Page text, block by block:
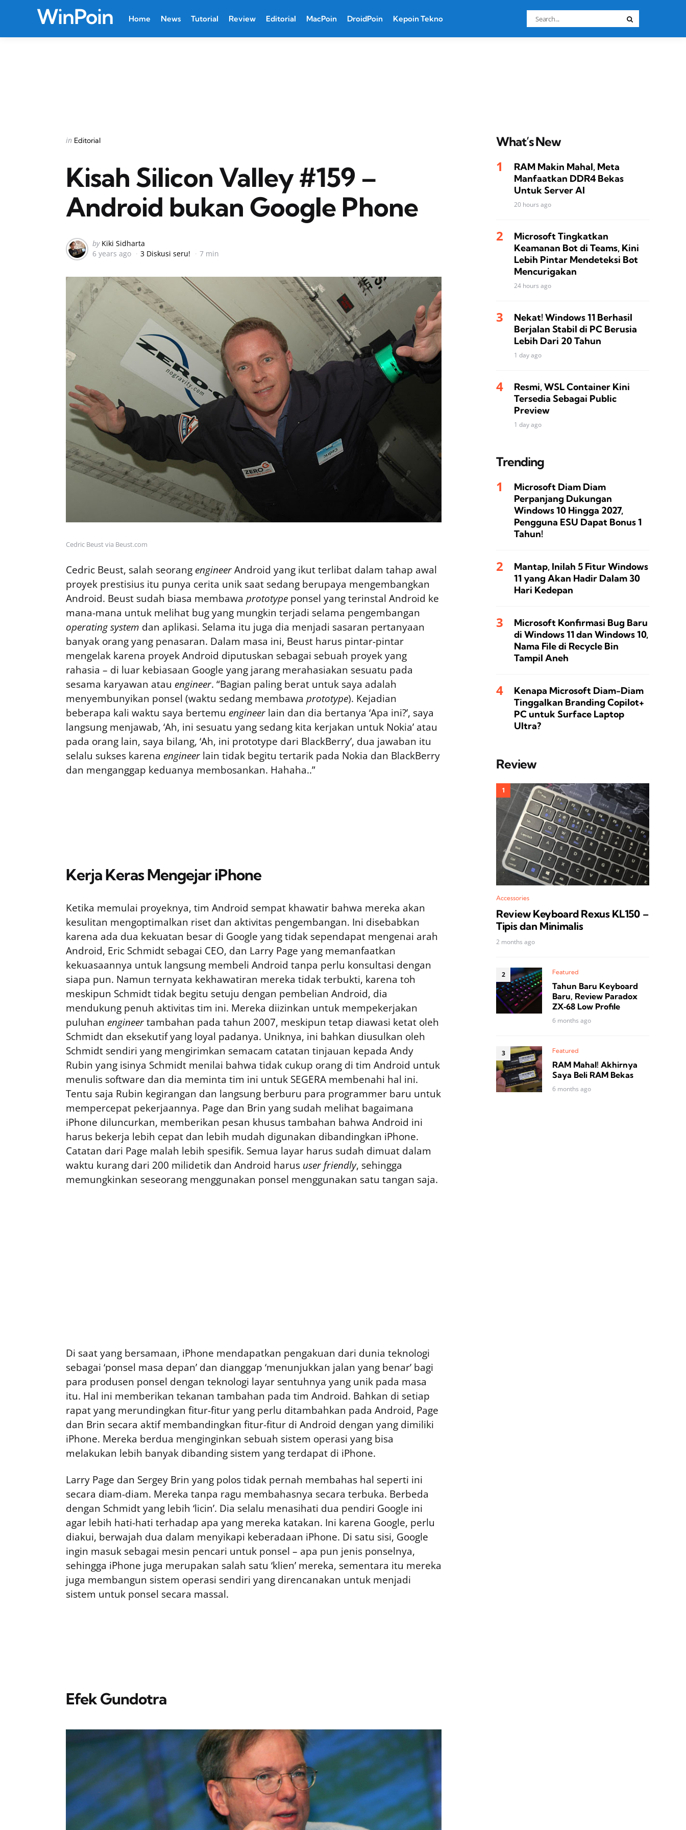
WinPoin Home News Tutorial Review Editorial MacPoin DroidPoin Kepoin Tekno
Search
for:
Categories
Posted
in Editorial
Kisah Silicon Valley #159 –
Android bukan Google Phone
Posted
by
by Kiki Sidharta
6 years ago
3 Diskusi seru! 7 min
Cedric Beust via Beust.com
Cedric Beust, salah seorang engineerAndroid yang ikut terlibat dalam tahap awal
proyek prestisius itu punya cerita unik saat sedang berupaya mengembangkan
Android. Beust sudah biasa membawa prototype ponsel yang terinstal Android ke
mana-mana untuk melihat bug yang mungkin terjadi selama pengembangan
operating system dan aplikasi. Selama itu juga dia menjadi sasaran pertanyaan
banyak orang yang penasaran. Dalam masa ini, Beust harus pintar-pintar
mengelak karena proyek Android diputuskan sebagai sebuah proyek yang
rahasia – di luar kebiasaan Google yang jarang merahasiakan sesuatu pada
sesama karyawan atau engineer. “Bagian paling berat untuk saya adalah
menyembunyikan ponsel (waktu sedang membawa prototype). Kejadian
beberapa kali waktu saya bertemu engineer lain dan dia bertanya ‘Apa ini?’, saya
langsung menjawab, ‘Ah, ini sesuatu yang sedang kita kerjakan untuk Nokia’ atau
pada orang lain, saya bilang, ‘Ah, ini prototype dari BlackBerry’, dua jawaban itu
selalu sukses karena engineer lain tidak begitu tertarik pada Nokia dan BlackBerry
dan menganggap keduanya membosankan. Hahaha..”
Kerja Keras Mengejar iPhone
Ketika memulai proyeknya, tim Android sempat khawatir bahwa mereka akan
kesulitan mengoptimalkan riset dan aktivitas pengembangan. Ini disebabkan
karena ada dua kekuatan besar di Google yang tidak sependapat mengenai arah
Android, Eric Schmidt sebagai CEO, dan Larry Page yang memanfaatkan
kekuasaannya untuk langsung membeli Android tanpa perlu konsultasi dengan
siapa pun. Namun ternyata kekhawatiran mereka tidak terbukti, karena toh
meskipun Schmidt tidak begitu setuju dengan pembelian Android, dia
mendukung penuh aktivitas tim ini. Mereka diizinkan untuk mempekerjakan
puluhan engineertambahan pada tahun 2007, meskipun tetap diawasi ketat oleh
Schmidt dan eksekutif yang loyal padanya. Uniknya, ini bahkan diusulkan oleh
Schmidt sendiri yang mengirimkan semacam catatan tinjauan kepada Andy
Rubin yang isinya Schmidt menilai bahwa tidak cukup orang di tim Android untuk
menulis software dan dia meminta tim ini untuk SEGERA membenahi hal ini.
Tentu saja Rubin kegirangan dan langsung berburu para programmer baru untuk
mempercepat pekerjaannya. Page dan Brin yang sudah melihat bagaimana
iPhone diluncurkan, memberikan pesan khusus tambahan bahwa Android ini
harus bekerja lebih cepat dan lebih mudah digunakan dibandingkan iPhone.
Catatan dari Page malah lebih spesifik. Semua layar harus sudah dimuat dalam
waktu kurang dari 200 milidetik dan Android harus user friendly, sehingga
memungkinkan seseorang menggunakan ponsel menggunakan satu tangan saja.
Di saat yang bersamaan, iPhone mendapatkan pengakuan dari dunia teknologi
sebagai ‘ponsel masa depan’ dan dianggap ‘menunjukkan jalan yang benar’ bagi
para produsen ponsel dengan teknologi layar sentuhnya yang unik pada masa
itu. Hal ini memberikan tekanan tambahan pada tim Android. Bahkan di setiap
rapat yang merundingkan fitur-fitur yang perlu ditambahkan pada Android, Page
dan Brin secara aktif membandingkan fitur-fitur di Android dengan yang dimiliki
iPhone. Mereka berdua menginginkan sebuah sistem operasi yang bisa
melakukan lebih banyak dibanding sistem yang terdapat di iPhone.
Larry Page dan Sergey Brin yang polos tidak pernah membahas hal seperti ini
secara diam-diam. Mereka tanpa ragu membahasnya secara terbuka. Berbeda
dengan Schmidt yang lebih ‘licin’. Dia selalu menasihati dua pendiri Google ini
agar lebih hati-hati terhadap apa yang mereka katakan. Ini karena Google, perlu
diakui, berwajah dua dalam menyikapi keberadaan iPhone. Di satu sisi, Google
ingin masuk sebagai mesin pencari untuk ponsel – apa pun jenis ponselnya,
sehingga iPhone juga merupakan salah satu ‘klien’ mereka, sementara itu mereka
juga membangun sistem operasi sendiri yang direncanakan untuk menjadi
sistem untuk ponsel secara massal.
Efek Gundotra
What’s New
RAM Makin Mahal, Meta
Manfaatkan DDR4 Bekas
Untuk Server AI
20 hours ago
Microsoft Tingkatkan
Keamanan Bot di Teams, Kini
Lebih Pintar Mendeteksi Bot
Mencurigakan
24 hours ago
Nekat! Windows 11 Berhasil
Berjalan Stabil di PC Berusia
Lebih Dari 20 Tahun
1 day ago
Resmi, WSL Container Kini
Tersedia Sebagai Public
Preview
1 day ago
Trending
Microsoft Diam Diam
Perpanjang Dukungan
Windows 10 Hingga 2027,
Pengguna ESU Dapat Bonus 1
Tahun!
Mantap, Inilah 5 Fitur Windows
11 yang Akan Hadir Dalam 30
Hari Kedepan
Microsoft Konfirmasi Bug Baru
di Windows 11 dan Windows 10,
Nama File di Recycle Bin
Tampil Aneh
Kenapa Microsoft Diam-Diam
Tinggalkan Branding Copilot+
PC untuk Surface Laptop
Ultra?
Review
Accessories
Review Keyboard Rexus KL150 –
Tipis dan Minimalis
2 months ago
Featured
Tahun Baru Keyboard
Baru, Review Paradox
ZX‑68 Low Profile
6 months ago
Featured
RAM Mahal! Akhirnya
Saya Beli RAM Bekas
6 months ago